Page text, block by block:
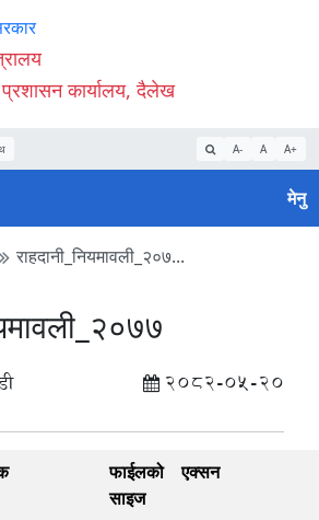
कार्यालय, दैलेख
A- A A+
मेनु
राहदानी_नियमावली_२०७...
2082-05-20
फाईलको
साइज
एक्सन